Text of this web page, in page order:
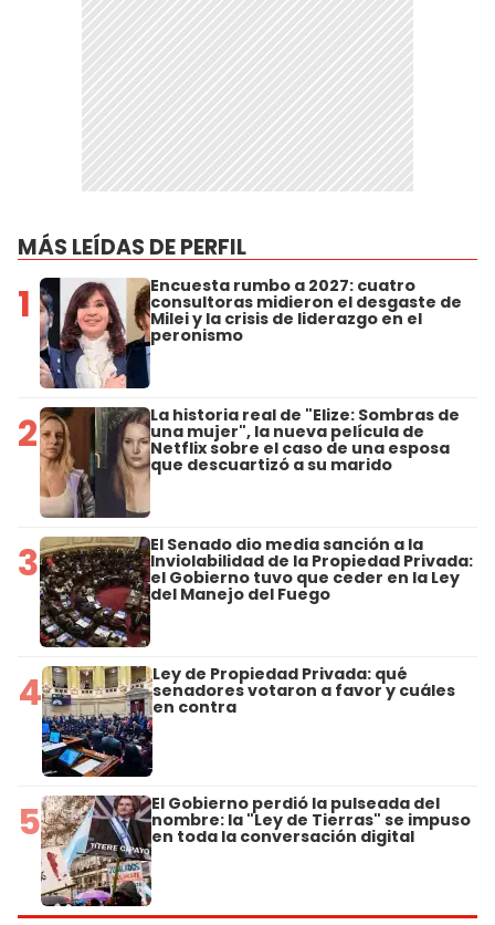
MÁS LEÍDAS DE PERFIL
1 Encuesta rumbo a 2027: cuatro
consultoras midieron el desgaste de
Milei y la crisis de liderazgo en el
peronismo
2 La historia real de "Elize: Sombras de
una mujer", la nueva película de
Netflix sobre el caso de una esposa
que descuartizó a su marido
3 El Senado dio media sanción a la
Inviolabilidad de la Propiedad Privada:
el Gobierno tuvo que ceder en la Ley
del Manejo del Fuego
4 Ley de Propiedad Privada: qué
senadores votaron a favor y cuáles
en contra
5 El Gobierno perdió la pulseada del
nombre: la "Ley de Tierras" se impuso
en toda la conversación digital